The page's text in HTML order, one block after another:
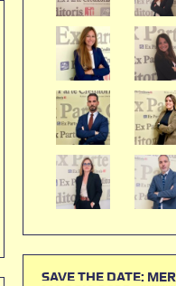
SAVE THE DATE: